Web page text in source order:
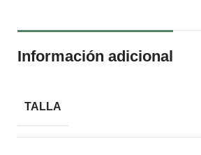
Información adicional
TALLA